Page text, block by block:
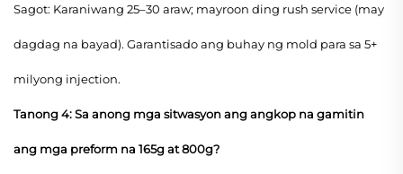
Sagot: Karaniwang 25–30 araw; mayroon ding rush service (may
dagdag na bayad). Garantisado ang buhay ng mold para sa 5+
milyong injection.
Tanong 4: Sa anong mga sitwasyon ang angkop na gamitin
ang mga preform na 165g at 800g?